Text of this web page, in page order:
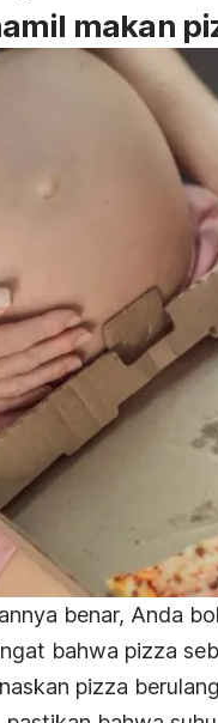
makan
benar, Anda
bahwa pizza
pizza